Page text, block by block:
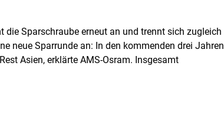
die Sparschraube erneut an und trennt sich zugleich
neue Sparrunde an: In den kommenden drei Jahren
Asien, erklärte AMS-Osram. Insgesamt